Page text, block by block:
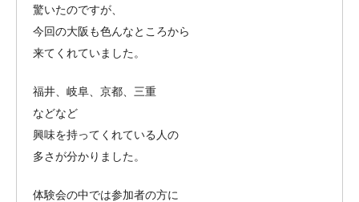
驚いたのですが、
今回の大阪も色んなところから
来てくれていました。
福井、岐阜、京都、三重
などなど
興味を持ってくれている人の
多さが分かりました。
体験会の中では参加者の方に